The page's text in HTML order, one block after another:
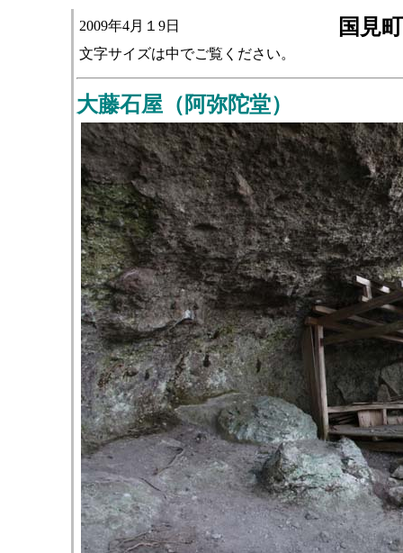
2009年4月１9日 国見
文字サイズは中でご覧ください。
大藤石屋（阿弥陀堂）